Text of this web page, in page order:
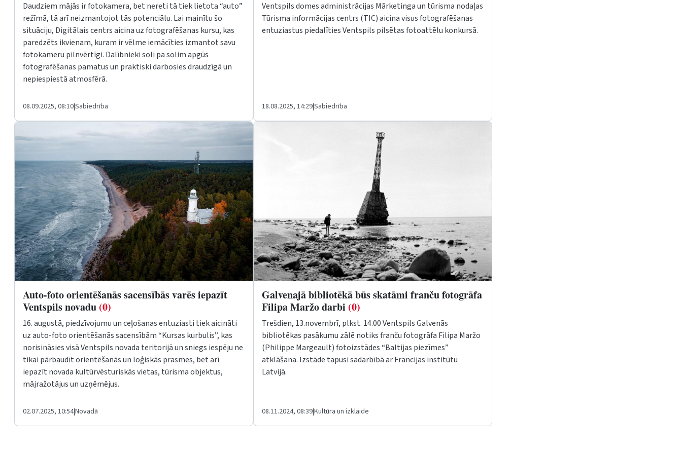
Daudziem mājās ir fotokamera, bet nereti tā tiek lietota “auto”
režīmā, tā arī neizmantojot tās potenciālu. Lai mainītu šo
situāciju, Digitālais centrs aicina uz fotografēšanas kursu, kas
paredzēts ikvienam, kuram ir vēlme iemācīties izmantot savu
fotokameru pilnvērtīgi. Dalībnieki soli pa solim apgūs
fotografēšanas pamatus un praktiski darbosies draudzīgā un
nepiespiestā atmosfērā.
08.09.2025, 08:10|Sabiedrība
Ventspils domes administrācijas Mārketinga un tūrisma nodaļas
Tūrisma informācijas centrs (TIC) aicina visus fotografēšanas
entuziastus piedalīties Ventspils pilsētas fotoattēlu konkursā.
18.08.2025, 14:29|Sabiedrība
Auto-foto orientēšanās sacensībās varēs iepazīt
Ventspils novadu (0)
16. augustā, piedzīvojumu un ceļošanas entuziasti tiek aicināti
uz auto-foto orientēšanās sacensībām “Kursas kurbulis”, kas
norisināsies visā Ventspils novada teritorijā un sniegs iespēju ne
tikai pārbaudīt orientēšanās un loģiskās prasmes, bet arī
iepazīt novada kultūrvēsturiskās vietas, tūrisma objektus,
mājražotājus un uzņēmējus.
02.07.2025, 10:54|Novadā
Galvenajā bibliotēkā būs skatāmi franču fotogrāfa
Filipa Maržo darbi (0)
Trešdien, 13.novembrī, plkst. 14.00 Ventspils Galvenās
bibliotēkas pasākumu zālē notiks franču fotogrāfa Filipa Maržo
(Philippe Margeault) fotoizstādes “Baltijas piezīmes”
atklāšana. Izstāde tapusi sadarbībā ar Francijas institūtu
Latvijā.
08.11.2024, 08:39|Kultūra un izklaide